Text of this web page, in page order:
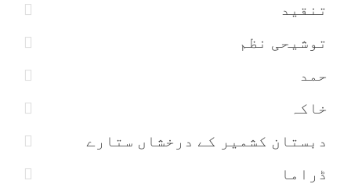
تنقید
توشیحی نظم
حمد
خاکہ
دبستان کشمیر کے درخشاں ستارے
ڈراما